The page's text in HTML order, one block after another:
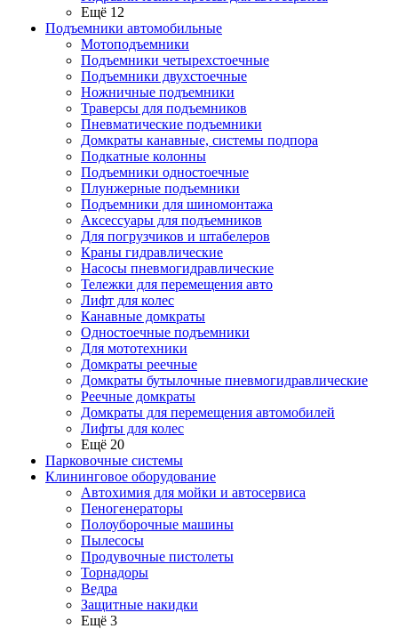
Ещё 12
Подъемники автомобильные
Мотоподъемники
Подъемники четырехстоечные
Подъемники двухстоечные
Ножничные подъемники
Траверсы для подъемников
Пневматические подъемники
Домкраты канавные, системы подпора
Подкатные колонны
Подъемники одностоечные
Плунжерные подъемники
Подъемники для шиномонтажа
Аксессуары для подъемников
Для погрузчиков и штабелеров
Краны гидравлические
Насосы пневмогидравлические
Тележки для перемещения авто
Лифт для колес
Канавные домкраты
Одностоечные подъемники
Для мототехники
Домкраты реечные
Домкраты бутылочные пневмогидравлические
Реечные домкраты
Домкраты для перемещения автомобилей
Лифты для колес
Ещё 20
Парковочные системы
Клининговое оборудование
Автохимия для мойки и автосервиса
Пеногенераторы
Полоуборочные машины
Пылесосы
Продувочные пистолеты
Торнадоры
Ведра
Защитные накидки
Ещё 3